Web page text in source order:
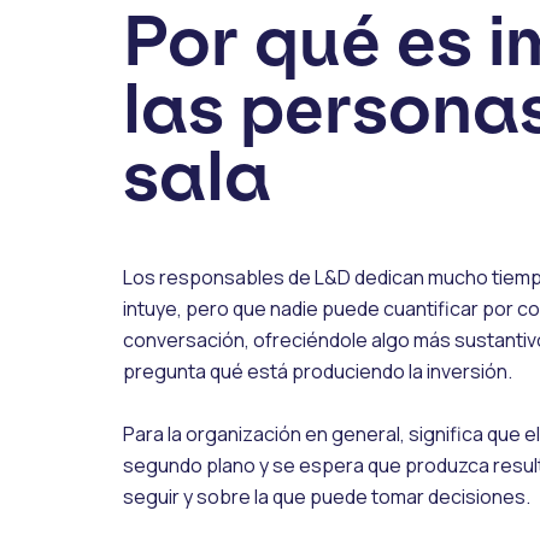
Por qué es
las
sala
Los responsables de L&D dedican mucho
intuye, pero que nadie puede cuantificar por
conversación, ofreciéndole algo más
pregunta qué está produciendo la inversión.
Para la organización en general, significa que
segundo plano y se espera que produzca
seguir y sobre la que puede tomar decisiones.